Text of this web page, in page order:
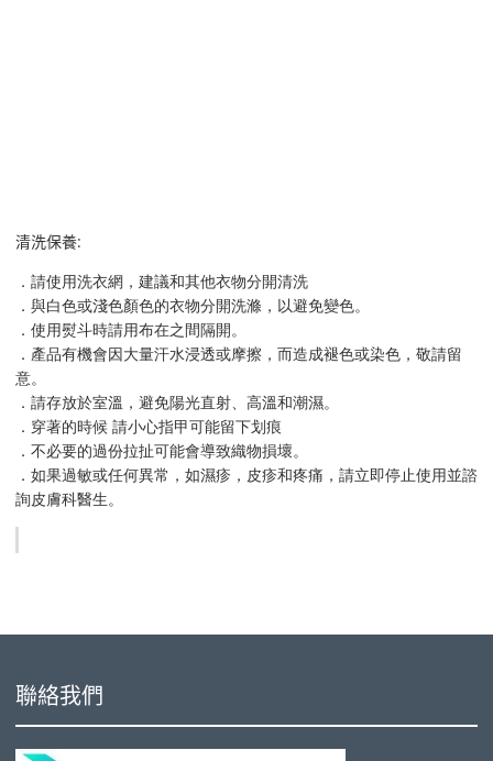
清洗保養:
．請使用洗衣網，建議和其他衣物分開清洗
．與白色或淺色顏色的衣物分開洗滌，以避免變色。
．使用熨斗時請用布在之間隔開。
．產品有機會因大量汗水浸透或摩擦，而造成褪色或染色，敬請留
意。
．請存放於室溫，避免陽光直射、高溫和潮濕。
．穿著的時候 請小心指甲可能留下划痕
．不必要的過份拉扯可能會導致織物損壞。
．如果過敏或任何異常，如濕疹，皮疹和疼痛，請立即停止使用並諮
詢皮膚科醫生。
聯絡我們